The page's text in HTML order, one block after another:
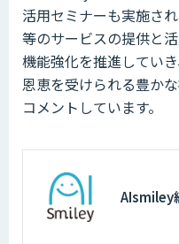
活用セミナーも実施さ
等のサービスの提供と
機能強化を推進してい
恩恵を受けられる豊か
コメントしています。
AIsmiley